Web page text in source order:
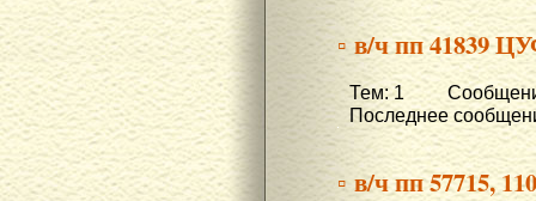
▫ в/ч пп 41839
Тем: 1
Последнее
▫ в/ч пп 57715,